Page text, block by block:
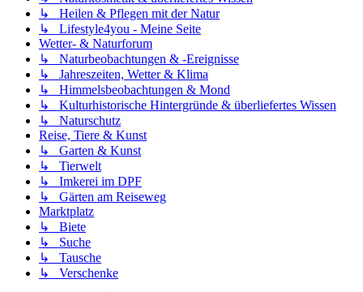
↳ Heilen & Pflegen mit der Natur
↳ Lifestyle4you - Meine Seite
Wetter- & Naturforum
↳ Naturbeobachtungen & -Ereignisse
↳ Jahreszeiten, Wetter & Klima
↳ Himmelsbeobachtungen & Mond
↳ Kulturhistorische Hintergründe & überliefertes Wissen
↳ Naturschutz
Reise, Tiere & Kunst
↳ Garten & Kunst
↳ Tierwelt
↳ Imkerei im DPF
↳ Gärten am Reiseweg
Marktplatz
↳ Biete
↳ Suche
↳ Tausche
↳ Verschenke